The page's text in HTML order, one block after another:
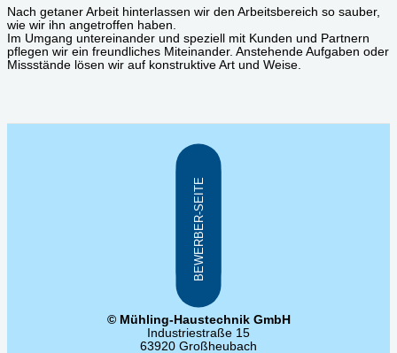
Nach getaner Arbeit hinterlassen wir den Arbeitsbereich so sauber,
wie wir ihn angetroffen haben.
Im Umgang untereinander und speziell mit Kunden und Partnern
pflegen wir ein freundliches Miteinander. Anstehende Aufgaben oder
Missstände lösen wir auf konstruktive Art und Weise.
HIER BEWERBEN
BEWERBER-SEITE
© Mühling-Haustechnik GmbH
Industriestraße 15
63920 Großheubach